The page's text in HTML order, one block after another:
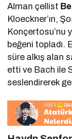
Alman çellist
Kloeckner’ın,
Konçertosu’nu
beğeni topladı.
süre alkış alan
etti ve Bach ile
seslendirerek